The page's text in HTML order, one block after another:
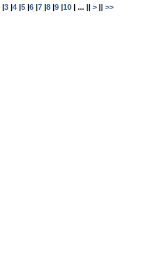
|3 |4 |5 |6 |7 |8 |9 |10 | ... ||>||>>